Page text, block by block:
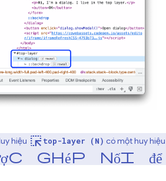
hiệu ink_selection top-layer (N) có một huy hiệu
ghép nối